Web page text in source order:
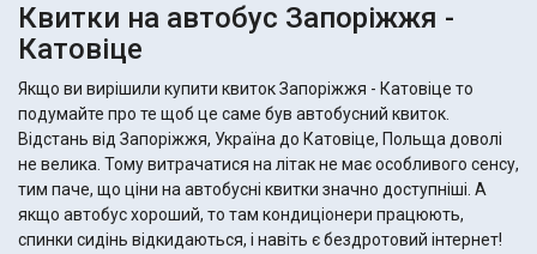
Квитки на автобус Запоріжжя -
Катовіце
Якщо ви вирішили купити квиток Запоріжжя - Катовіце то
подумайте про те щоб це саме був автобусний квиток.
Відстань від Запоріжжя, Україна до Катовіце, Польща доволі
не велика. Тому витрачатися на літак не має особливого сенсу,
тим паче, що ціни на автобусні квитки значно доступніші. А
якщо автобус хороший, то там кондиціонери працюють,
спинки сидінь відкидаються, і навіть є бездротовий інтернет!